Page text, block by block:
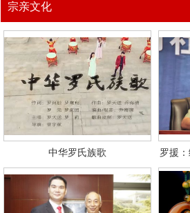
宗亲文化
中华罗氏族歌 罗援